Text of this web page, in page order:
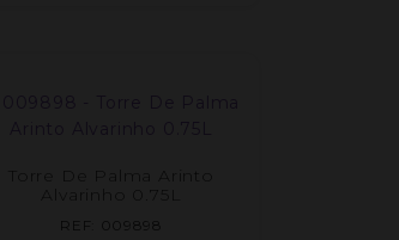
Torre De Palma Arinto
Alvarinho 0.75L
REF: 009898